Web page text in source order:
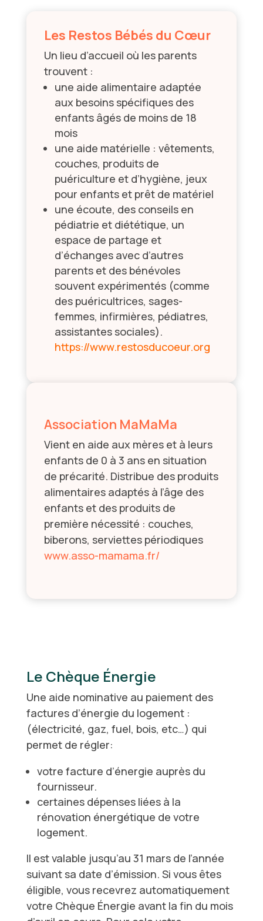
Les Restos Bébés du Cœur
Un lieu d’accueil où les parents
trouvent :
une aide alimentaire adaptée
aux besoins spécifiques des
enfants âgés de moins de 18
mois
une aide matérielle : vêtements,
couches, produits de
puériculture et d’hygiène, jeux
pour enfants et prêt de matériel
une écoute, des conseils en
pédiatrie et diététique, un
espace de partage et
d’échanges avec d’autres
parents et des bénévoles
souvent expérimentés (comme
des puéricultrices, sages-
femmes, infirmières, pédiatres,
assistantes sociales).
https://www.restosducoeur.org
Association MaMaMa
Vient en aide aux mères et à leurs
enfants de 0 à 3 ans en situation
de précarité. Distribue des produits
alimentaires adaptés à l’âge des
enfants et des produits de
première nécessité : couches,
biberons, serviettes périodiques
www.asso-mamama.fr/
Le Chèque Énergie
Une aide nominative au paiement des
factures d’énergie du logement :
(électricité, gaz, fuel, bois, etc…) qui
permet de régler:
votre facture d’énergie auprès du
fournisseur.
certaines dépenses liées à la
rénovation énergétique de votre
logement.
Il est valable jusqu’au 31 mars de l’année
suivant sa date d’émission. Si vous êtes
éligible, vous recevrez automatiquement
votre Chèque Énergie avant la fin du mois